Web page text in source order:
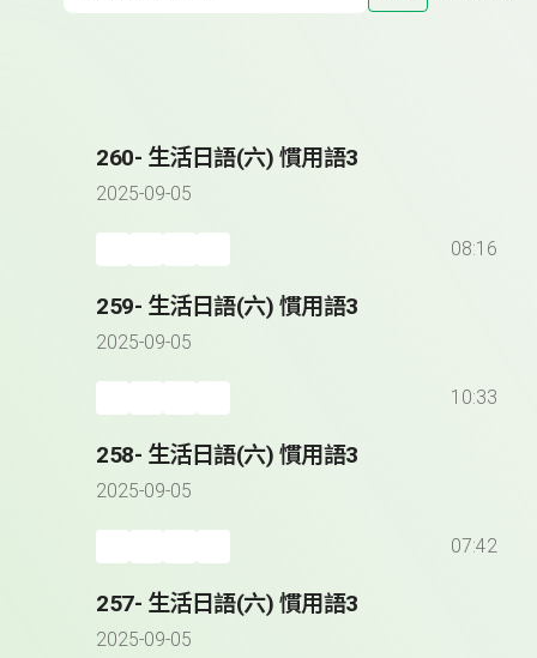
260- 生活日語(六) 慣用語3
2025-09-05
08:16
259- 生活日語(六) 慣用語3
2025-09-05
10:33
258- 生活日語(六) 慣用語3
2025-09-05
07:42
257- 生活日語(六) 慣用語3
2025-09-05